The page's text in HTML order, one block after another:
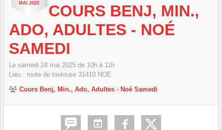
MAI 2025
COURS BENJ, MIN.,
ADO, ADULTES - NOÉ
SAMEDI
Le samedi 24 mai 2025 de 10h à 11h
Lieu : route de toulouse 31410 NOE
Cours Benj, Min., Ado, Adultes - Noé Samedi